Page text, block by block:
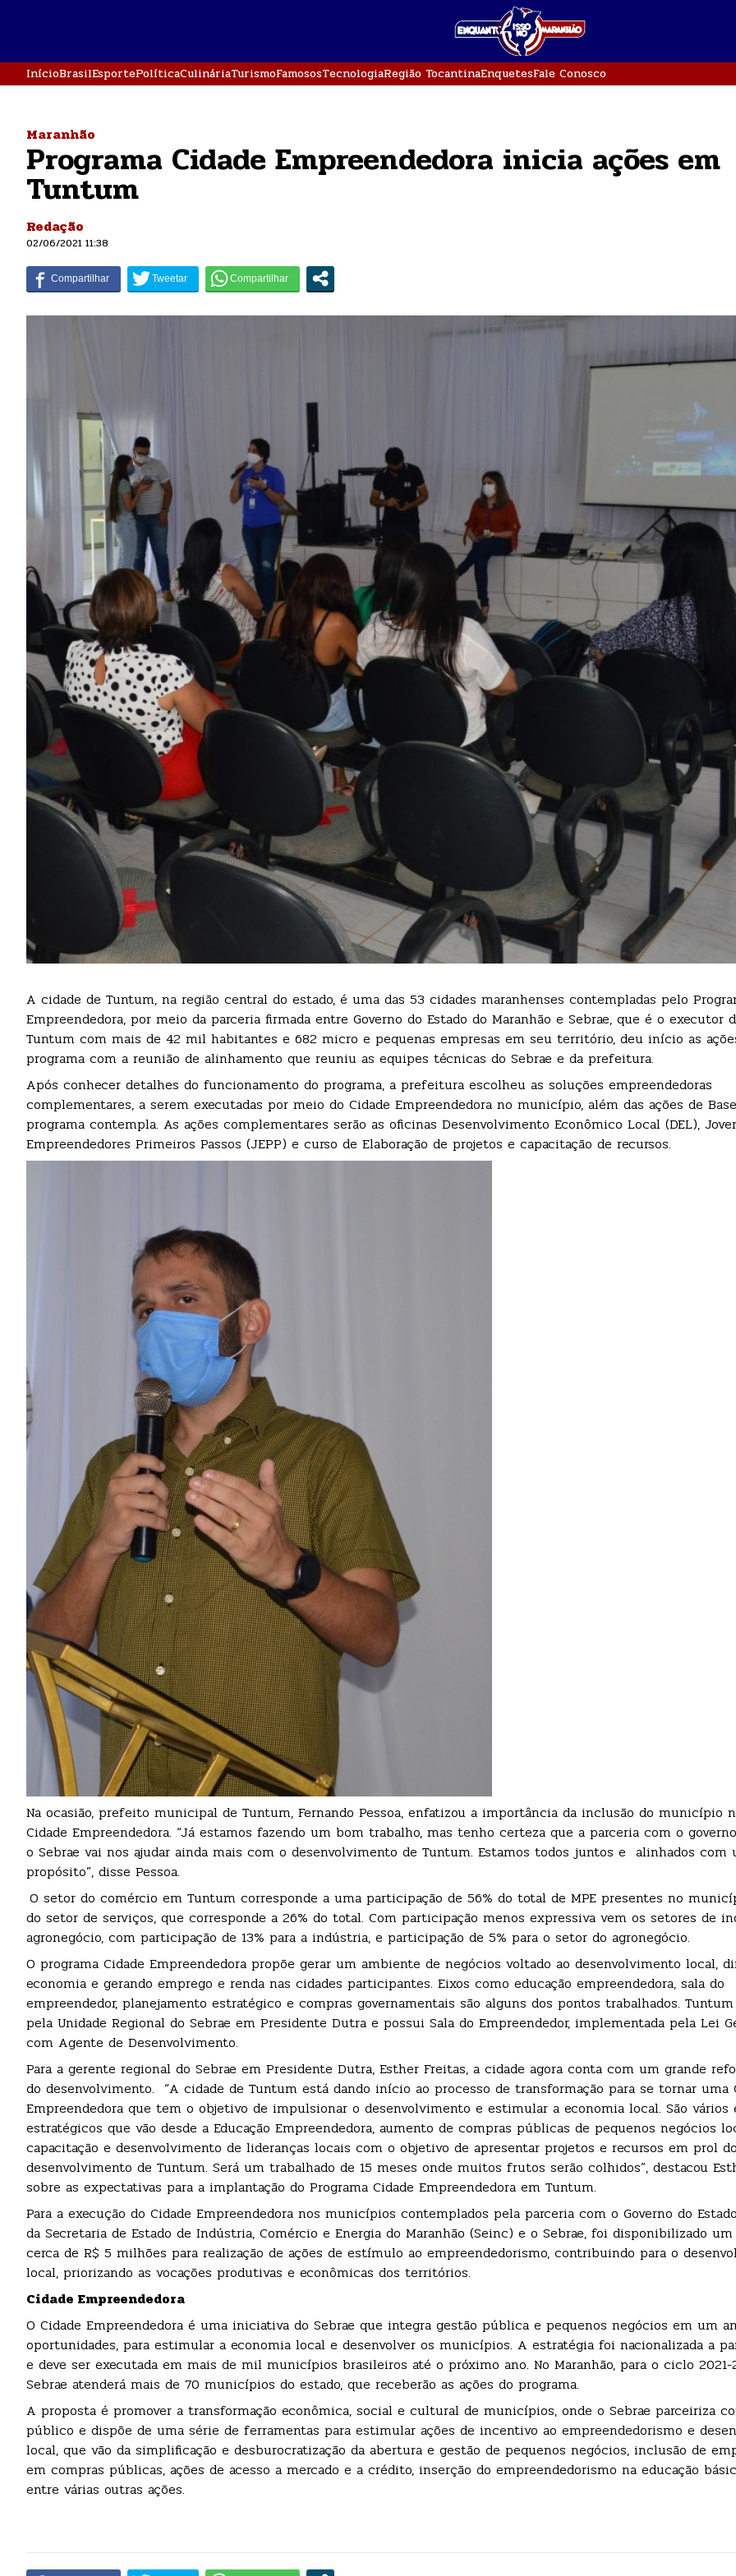
InícioBrasilEsportePolíticaCulináriaTurismoFamososTecnologiaRegião TocantinaEnquetesFale Conosco
Maranhão
Programa Cidade Empreendedora inicia ações em
Tuntum
Redação
02/06/2021 11:38
A cidade de Tuntum, na região central do estado, é uma das 53 cidades maranhenses contempladas pelo
Empreendedora, por meio da parceria firmada entre Governo do Estado do Maranhão e Sebrae, que é o executor
Tuntum com mais de 42 mil habitantes e 682 micro e pequenas empresas em seu território, deu início as
programa com a reunião de alinhamento que reuniu as equipes técnicas do Sebrae e da prefeitura.
Após conhecer detalhes do funcionamento do programa, a prefeitura escolheu as soluções empreendedoras
complementares, a serem executadas por meio do Cidade Empreendedora no município, além das ações de
programa contempla. As ações complementares serão as oficinas Desenvolvimento Econômico Local (DEL),
Empreendedores Primeiros Passos (JEPP) e curso de Elaboração de projetos e capacitação de recursos.
Na ocasião, prefeito municipal de Tuntum, Fernando Pessoa, enfatizou a importância da inclusão do município
Cidade Empreendedora. “Já estamos fazendo um bom trabalho, mas tenho certeza que a parceria com o
o Sebrae vai nos ajudar ainda mais com o desenvolvimento de Tuntum. Estamos todos juntos e alinhados com
propósito”, disse Pessoa.
O setor do comércio em Tuntum corresponde a uma participação de 56% do total de MPE presentes no
do setor de serviços, que corresponde a 26% do total. Com participação menos expressiva vem os setores de
agronegócio, com participação de 13% para a indústria, e participação de 5% para o setor do agronegócio.
O programa Cidade Empreendedora propõe gerar um ambiente de negócios voltado ao desenvolvimento local,
economia e gerando emprego e renda nas cidades participantes. Eixos como educação empreendedora, sala do
empreendedor, planejamento estratégico e compras governamentais são alguns dos pontos trabalhados.
pela Unidade Regional do Sebrae em Presidente Dutra e possui Sala do Empreendedor, implementada pela Lei
com Agente de Desenvolvimento.
Para a gerente regional do Sebrae em Presidente Dutra, Esther Freitas, a cidade agora conta com um grande
do desenvolvimento. “A cidade de Tuntum está dando início ao processo de transformação para se tornar uma
Empreendedora que tem o objetivo de impulsionar o desenvolvimento e estimular a economia local. São vários
estratégicos que vão desde a Educação Empreendedora, aumento de compras públicas de pequenos negócios
capacitação e desenvolvimento de lideranças locais com o objetivo de apresentar projetos e recursos em prol do
desenvolvimento de Tuntum. Será um trabalhado de 15 meses onde muitos frutos serão colhidos”, destacou
sobre as expectativas para a implantação do Programa Cidade Empreendedora em Tuntum.
Para a execução do Cidade Empreendedora nos municípios contemplados pela parceria com o Governo do
da Secretaria de Estado de Indústria, Comércio e Energia do Maranhão (Seinc) e o Sebrae, foi disponibilizado
cerca de R$ 5 milhões para realização de ações de estímulo ao empreendedorismo, contribuindo para o
local, priorizando as vocações produtivas e econômicas dos territórios.
Cidade Empreendedora
O Cidade Empreendedora é uma iniciativa do Sebrae que integra gestão pública e pequenos negócios em um
oportunidades, para estimular a economia local e desenvolver os municípios. A estratégia foi nacionalizada a
e deve ser executada em mais de mil municípios brasileiros até o próximo ano. No Maranhão, para o ciclo 2021-
Sebrae atenderá mais de 70 municípios do estado, que receberão as ações do programa.
A proposta é promover a transformação econômica, social e cultural de municípios, onde o Sebrae parceiriza
público e dispõe de uma série de ferramentas para estimular ações de incentivo ao empreendedorismo e
local, que vão da simplificação e desburocratização da abertura e gestão de pequenos negócios, inclusão de
em compras públicas, ações de acesso a mercado e a crédito, inserção do empreendedorismo na educação
entre várias outras ações.